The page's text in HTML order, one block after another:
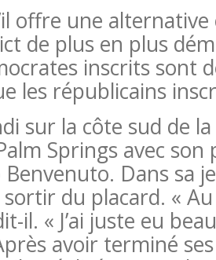
offre une
de plus en plus
inscrits sont
les républicains
sur la côte sud de
Springs avec
Benvenuto. Dans sa
du placard. «
il. « J’ai juste eu
avoir terminé